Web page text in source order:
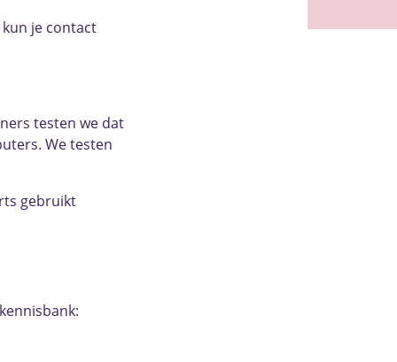
je contact
testen we dat
We testen
gebruikt